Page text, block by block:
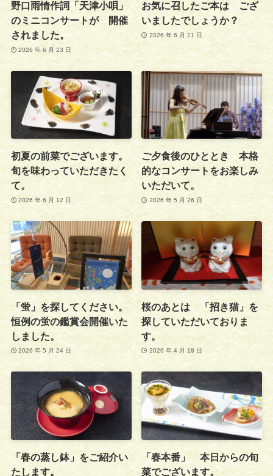
野口雨情作詞「天津小唄」
のミニコンサートが 開催
されました。
2026 年 6 月 23 日
お気に召したご本は ござ
いましたでしょうか？
2026 年 6 月 21 日
初夏の前菜でございます。
旬を味わっていただきたく
て。
2026 年 6 月 12 日
ご夕食後のひととき 本格
的なコンサートをお楽しみ
いただいて。
2026 年 5 月 26 日
「蛍」を探してください。
恒例の蛍の鑑賞会開催いた
しました。
2026 年 5 月 24 日
桜のあとは 「招き猫」を
探していただいておりま
す。
2026 年 4 月 18 日
「春の蒸し鉢」をご紹介い
たします。
「春本番」 本日からの旬
菜でございます。